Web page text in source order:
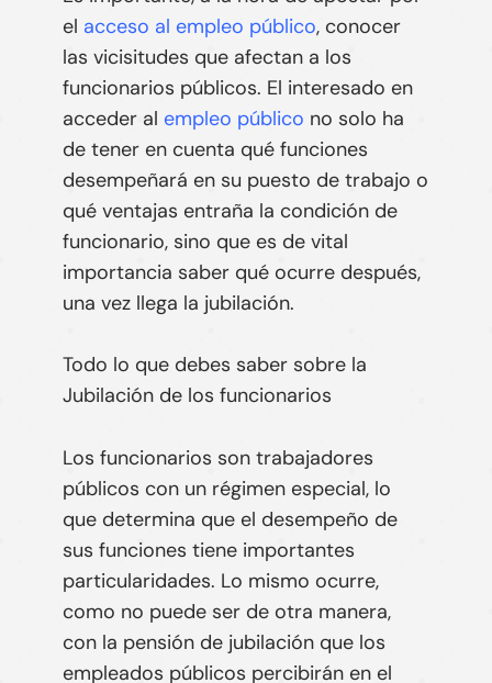
el acceso al empleo público, conocer
las vicisitudes que afectan a los
funcionarios públicos. El interesado en
acceder al empleo público no solo ha
de tener en cuenta qué funciones
desempeñará en su puesto de trabajo o
qué ventajas entraña la condición de
funcionario, sino que es de vital
importancia saber qué ocurre después,
una vez llega la jubilación.
Todo lo que debes saber sobre la
Jubilación de los funcionarios
Los funcionarios son trabajadores
públicos con un régimen especial, lo
que determina que el desempeño de
sus funciones tiene importantes
particularidades. Lo mismo ocurre,
como no puede ser de otra manera,
con la pensión de jubilación que los
empleados públicos percibirán en el